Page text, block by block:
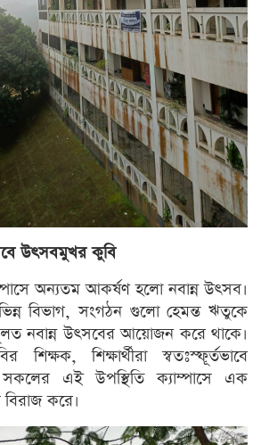
উৎসবমুখর কুবি
অন্যতম আকর্ষণ হলো নবান্ন উৎসব।
বিভাগ, সংগঠন গুলো হেমন্ত ঋতুকে
নবান্ন উৎসবের আয়োজন করে থাকে।
শিক্ষার্থীরা স্বতঃস্ফূর্তভাবে
এই উপস্থিতি ক্যাম্পাসে এক
করে।